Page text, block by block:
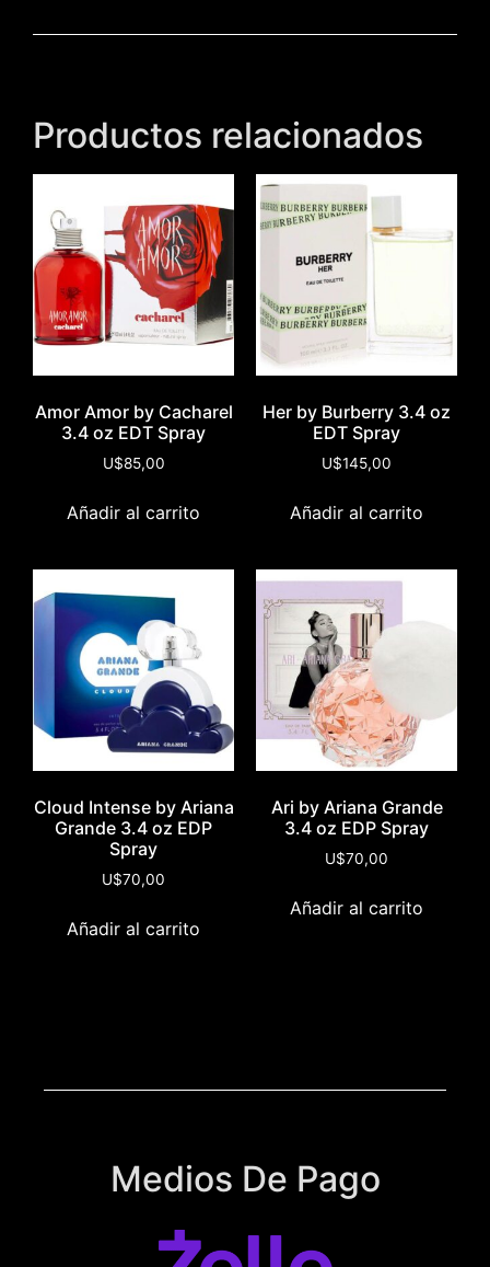
Productos relacionados
Amor Amor by Cacharel
3.4 oz EDT Spray
U$85,00
Añadir al carrito
Her by Burberry 3.4 oz
EDT Spray
U$145,00
Añadir al carrito
Cloud Intense by Ariana
Grande 3.4 oz EDP
Spray
U$70,00
Añadir al carrito
Ari by Ariana Grande
3.4 oz EDP Spray
U$70,00
Añadir al carrito
Medios De Pago